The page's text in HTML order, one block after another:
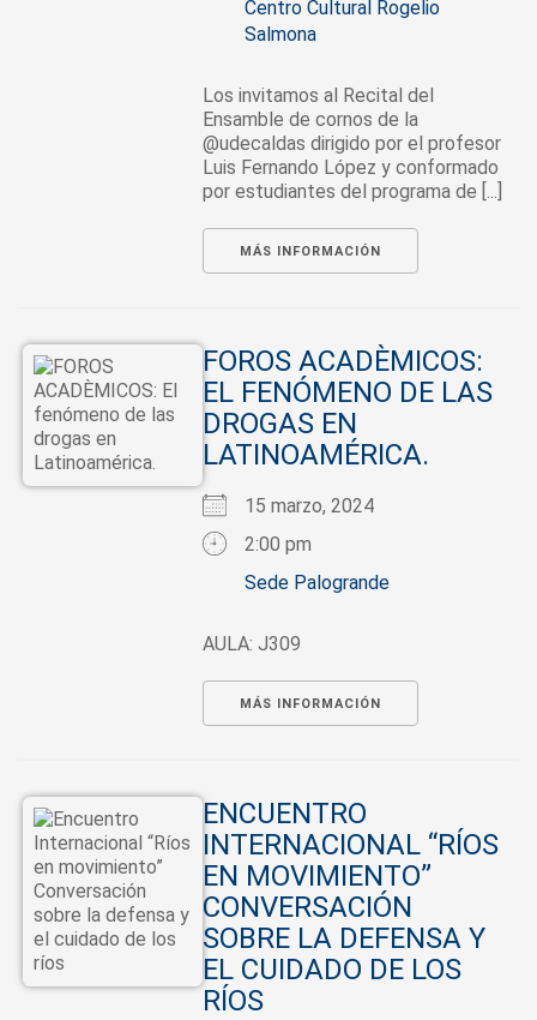
Centro Cultural Rogelio
Salmona
Los invitamos al Recital del
Ensamble de cornos de la
@udecaldas dirigido por el profesor
Luis Fernando López y conformado
por estudiantes del programa de [...]
MÁS INFORMACIÓN
FOROS ACADÈMICOS:
EL FENÓMENO DE LAS
DROGAS EN
LATINOAMÉRICA.
15 marzo, 2024
2:00 pm
Sede Palogrande
AULA: J309
MÁS INFORMACIÓN
ENCUENTRO
INTERNACIONAL “RÍOS
EN MOVIMIENTO”
CONVERSACIÓN
SOBRE LA DEFENSA Y
EL CUIDADO DE LOS
RÍOS